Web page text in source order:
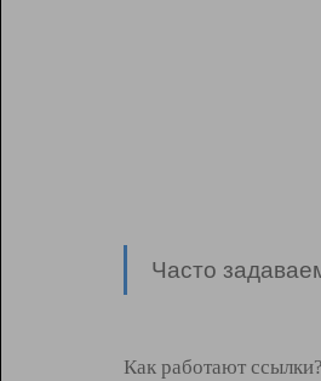
Часто
Как работают ссылки?